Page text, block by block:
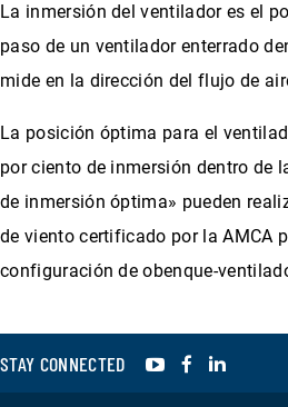
La inmersión del ventilador es el
paso de un ventilador enterrado
mide en la dirección del flujo de
La posición óptima para el
por ciento de inmersión dentro de
de inmersión óptima» pueden
de viento certificado por la AMCA
configuración de obenque-
STAY CONNECTED YouTubeFacebook